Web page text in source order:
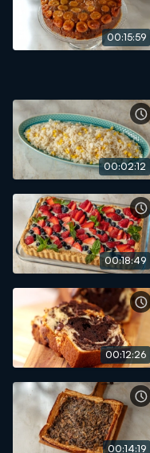
00:15:59
00:02:12
00:18:49
00:12:26
00:14:19